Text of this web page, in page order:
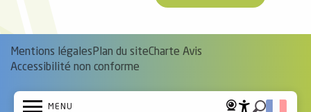
MENU
Mentions légalesPlan du siteCharte Avis
Accessibilité non conforme